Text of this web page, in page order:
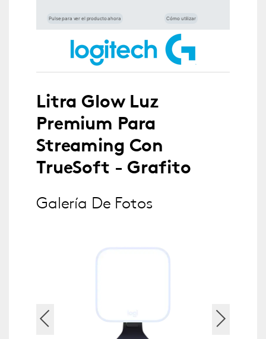
Pulse para ver el producto ahora Cómo utilizar
Litra Glow Luz
Premium Para
Streaming Con
TrueSoft - Grafito
Galería De Fotos